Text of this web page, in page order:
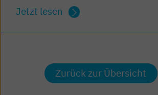
Jetzt lesen
Zurück zur Übersicht